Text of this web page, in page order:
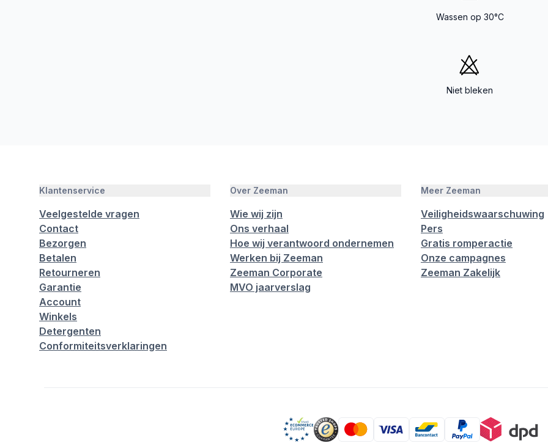
Wassen op 30°C
Niet bleken
Klantenservice
Veelgestelde vragen
Contact
Bezorgen
Betalen
Retourneren
Garantie
Account
Winkels
Detergenten
Conformiteitsverklaringen
Over Zeeman
Wie wij zijn
Ons verhaal
Hoe wij verantwoord ondernemen
Werken bij Zeeman
Zeeman Corporate
MVO jaarverslag
Meer Zeeman
Veiligheidswaarschuwing
Pers
Gratis romperactie
Onze campagnes
Zeeman Zakelijk